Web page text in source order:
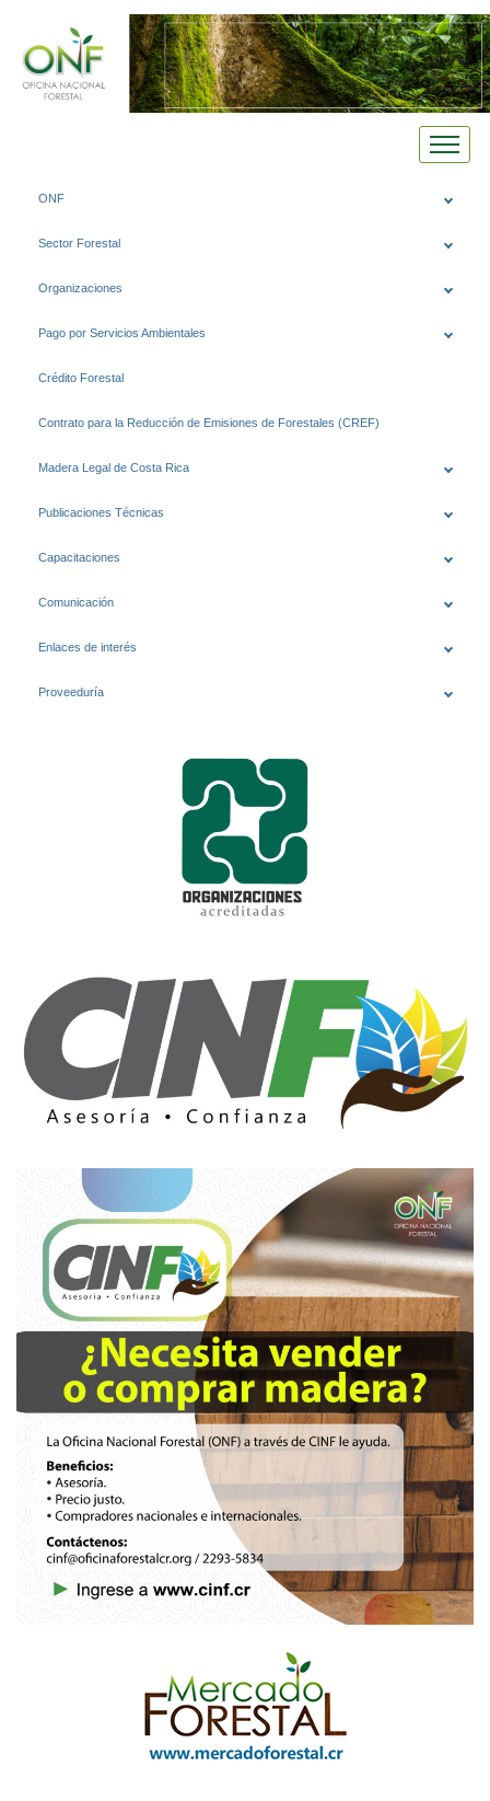
ONF
Sector Forestal
Organizaciones
Pago por Servicios Ambientales
Crédito Forestal
Contrato para la Reducción de Emisiones de Forestales (CREF)
Madera Legal de Costa Rica
Publicaciones Técnicas
Capacitaciones
Comunicación
Enlaces de interés
Proveeduría